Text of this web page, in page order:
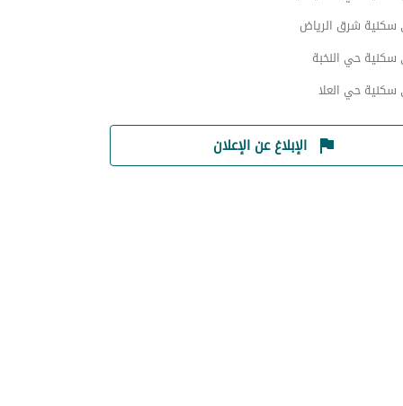
سكنية شرق الرياض
سكنية حي النخبة
سكنية حي العلا
الإبلاغ عن الإعلان